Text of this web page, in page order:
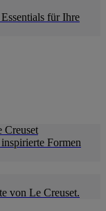
für Ihre
Formen
von Le Creuset.